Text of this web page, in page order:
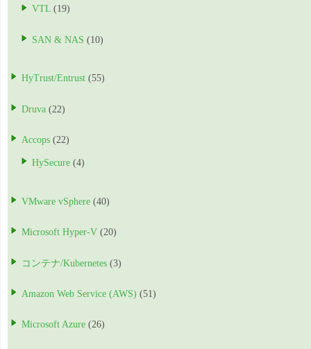
VTL (19)
SAN & NAS (10)
HyTrust/Entrust (55)
Druva (22)
Accops (22)
HySecure (4)
VMware vSphere (40)
Microsoft Hyper-V (20)
コンテナ/Kubernetes (3)
Amazon Web Service (AWS) (51)
Microsoft Azure (26)